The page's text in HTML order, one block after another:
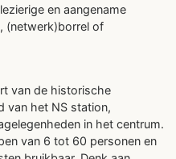
en aangename
(netwerk)borrel of
van de historische
van het NS station,
in het centrum.
van 6 tot 60 personen en